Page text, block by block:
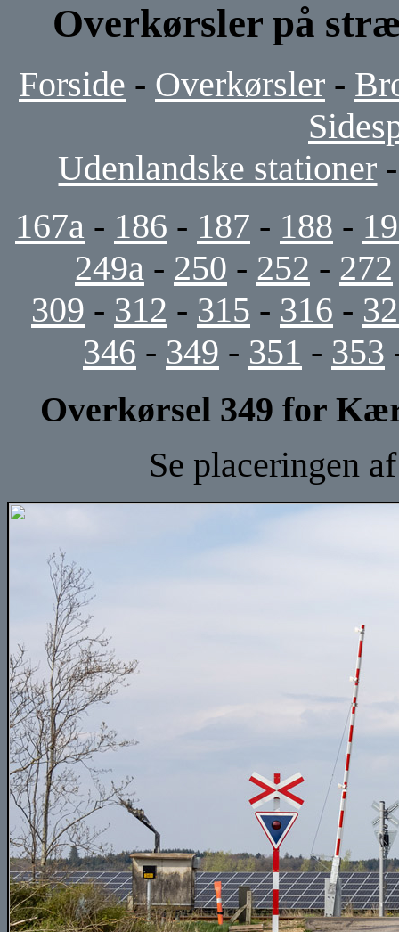
Overkørsler på
Forside - Overkørsler -
Udenlandske stationer
167a - 186 - 187 - 188 -
249a - 250 - 252 - 272
309 - 312 - 315 - 316 -
346 - 349 - 351 - 353
Overkørsel 349 for
Se placeringen